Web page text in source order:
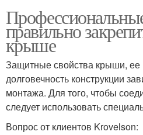
правильно
крыше
Защитные свойства крыши,
долговечность конструкции
монтажа. Для того, чтобы
следует использовать
Вопрос от клиентов Krovelson: